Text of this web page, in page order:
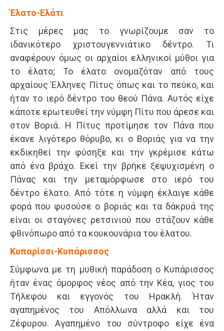
Έλατο-Ελάτι
Στις μέρες μας το γνωρίζουμε σαν το
ιδανικότερο χριστουγεννιάτικο δέντρο. Τι
αναφέρουν όμως οι αρχαίοι ελληνικοί μύθοι για
το έλατο; Το έλατο ονομαζόταν από τους
αρχαίους Έλληνες Πίτυς όπως και το πεύκο, και
ήταν το ιερό δέντρο του θεού Πάνα. Αυτός είχε
κάποτε ερωτευθεί την νύμφη Πίτυ που άρεσε και
στον Βοριά. Η Πίτυς προτίμησε τον Πάνα που
έκανε λιγότερο θόρυβο, κι ο Βοριάς για να την
εκδικηθεί την φύσηξε και την γκρέμισε κάτω
από ένα βράχο. Εκεί την βρήκε ξεψυχισμένη ο
Πάνας και την μεταμόρφωσε στο ιερό του
δέντρο έλατο. Από τότε η νύμφη έκλαιγε κάθε
φορά που φυσούσε ο βοριάς και τα δάκρυά της
είναι οι σταγόνες ρετσινιού που στάζουν κάθε
φθινόπωρο από τα κουκουνάρια του έλατου.
Κυπαρίσσι-Κυπάρισσος
Σύμφωνα με τη μυθική παράδοση ο Κυπάρισσος
ήταν ένας όμορφος νέος από την Κέα, γιος του
Τήλεφου και εγγονός του Ηρακλή. Ήταν
αγαπημένος του Απόλλωνα αλλά και του
Ζέφυρου. Αγαπημένο του σύντροφο είχε ένα